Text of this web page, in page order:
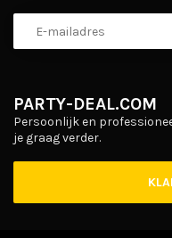
PARTY-DEAL.COM
Persoonlijk en
je graag verder.